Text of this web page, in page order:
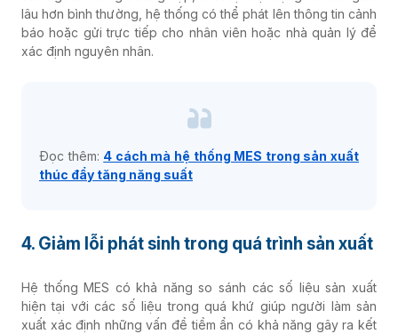
lâu hơn bình thường, hệ thống có thể phát lên thông tin cảnh
báo hoặc gửi trực tiếp cho nhân viên hoặc nhà quản lý để
xác định nguyên nhân.
Đọc thêm: 4 cách mà hệ thống MES trong sản xuất
thúc đẩy tăng năng suất
4. Giảm lỗi phát sinh trong quá trình sản xuất
Hệ thống MES có khả năng so sánh các số liệu sản xuất
hiện tại với các số liệu trong quá khứ giúp người làm sản
xuất xác định những vấn đề tiềm ẩn có khả năng gây ra kết